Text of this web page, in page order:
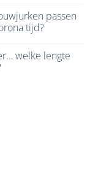
passen
tijd?
welke lengte